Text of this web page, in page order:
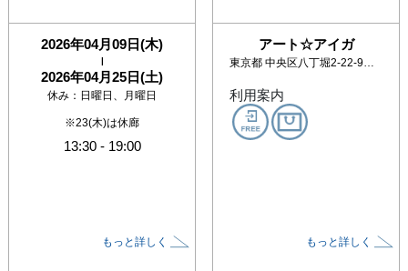
2026年04月09日(木)
|
2026年04月25日(土)
休み： 日曜日、月曜日
※23(木)は休廊
13:30- 19:00
もっと詳しく
アート☆アイガ
東京都 中央区八丁堀2-22-9 宮地ビル2F
利用案内
もっと詳しく